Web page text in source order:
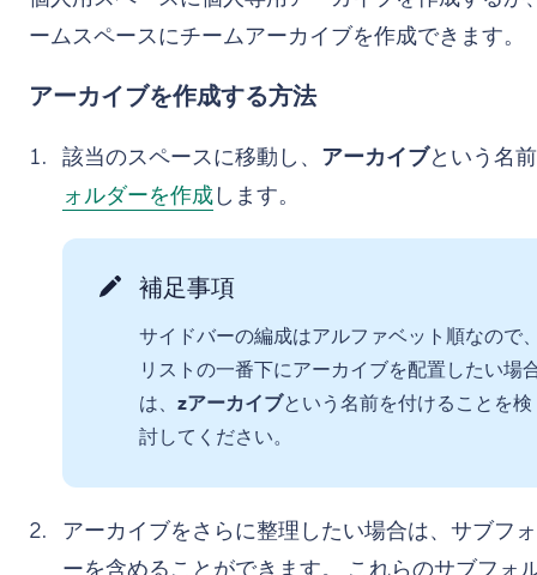
ームスペースにチームアーカイブを作成できます。
アーカイブを作成する方法
該当のスペースに移動し、 アーカイブという名
ォルダーを作成します。
補足事項
サイドバーの編成はアルファベット順なので
リストの一番下にアーカイブを配置したい場
は、 zアーカイブという名前を付けることを検
討してください。
アーカイブをさらに整理したい場合は、サブフ
ーを含めることができます。 これらのサブフォ